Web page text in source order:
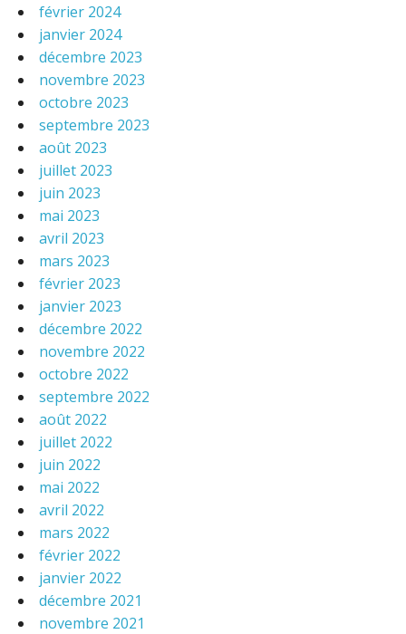
février 2024
janvier 2024
décembre 2023
novembre 2023
octobre 2023
septembre 2023
août 2023
juillet 2023
juin 2023
mai 2023
avril 2023
mars 2023
février 2023
janvier 2023
décembre 2022
novembre 2022
octobre 2022
septembre 2022
août 2022
juillet 2022
juin 2022
mai 2022
avril 2022
mars 2022
février 2022
janvier 2022
décembre 2021
novembre 2021